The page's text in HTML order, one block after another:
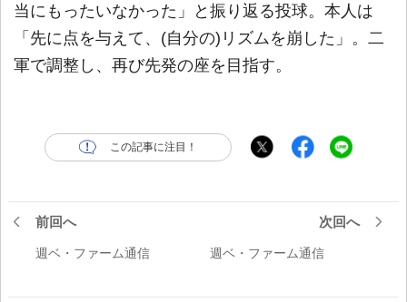
当にもったいなかった」と振り返る投球。本人は
「先に点を与えて、(自分の)リズムを崩した」。二
軍で調整し、再び先発の座を目指す。
この記事に注目！
前回へ
週ベ・ファーム通信
次回へ
週ベ・ファーム通信